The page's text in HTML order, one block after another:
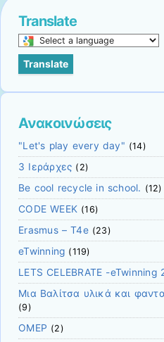
Translate
Select
a
this
Translate
Ανακοινώσεις
"Let's play every day" (14)
3 Ιεράρχες (2)
Be cool recycle in school. (12)
CODE WEEK (16)
Erasmus – T4e(23)
eTwinning (119)
LETS CELEBRATE -eTwinning
Mια Βαλίτσα υλικά και
(9)
OMEP (2)